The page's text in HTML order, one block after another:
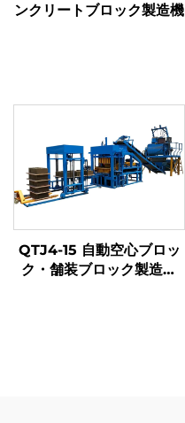
ンクリートブロック製造機
QTJ4-15 自動空心ブロッ
ク・舗装ブロック製造機